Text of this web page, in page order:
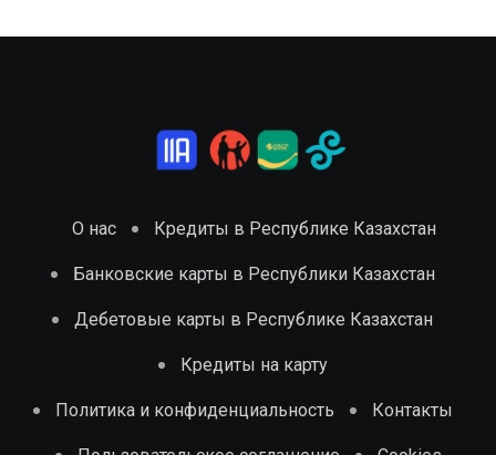
О нас Кредиты в Республике Казахстан
Банковские карты в Республики Казахстан
Дебетовые карты в Республике Казахстан
Кредиты на карту
Политика и конфиденциальность Контакты